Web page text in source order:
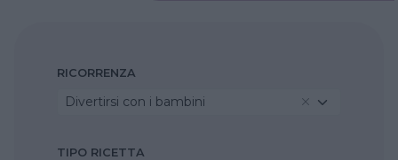
RICORRENZA
Divertirsi con i bambini
TIPO RICETTA